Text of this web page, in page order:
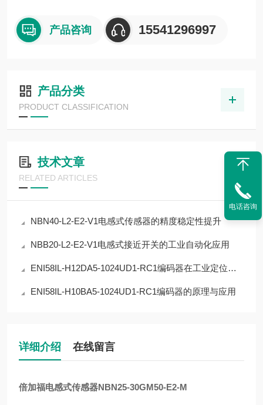
产品咨询 15541296997
产品分类
PRODUCT CLASSIFICATION
技术文章
RELATED ARTICLES
NBN40-L2-E2-V1电感式传感器的精度稳定性提升
NBB20-L2-E2-V1电感式接近开关的工业自动化应用
ENI58IL-H12DA5-1024UD1-RC1编码器在工业定位中的应用
ENI58IL-H10BA5-1024UD1-RC1编码器的原理与应用
详细介绍 在线留言
倍加福电感式传感器NBN25-30GM50-E2-M
电话咨询